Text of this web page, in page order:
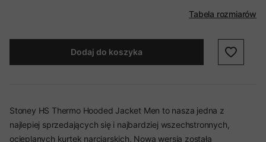
Tabela rozmiarów
Dodaj do koszyka
Stoney HS Thermo Hooded Jacket Men to nasza jedna z
najlepiej sprzedających się i najbardziej wszechstronnych,
ocieplanych kurtek narciarskich. Nowa wersja została